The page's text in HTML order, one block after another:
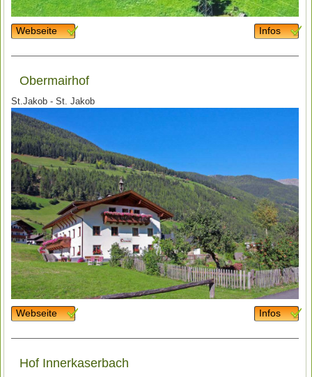
Webseite Infos
Obermairhof
St.Jakob - St. Jakob
Webseite Infos
Hof Innerkaserbach